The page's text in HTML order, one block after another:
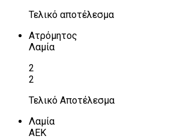
Τελικό αποτέλεσμα
Ατρόμητος
Λαμία
2
2
Τελικό Αποτέλεσμα
Λαμία
ΑΕΚ